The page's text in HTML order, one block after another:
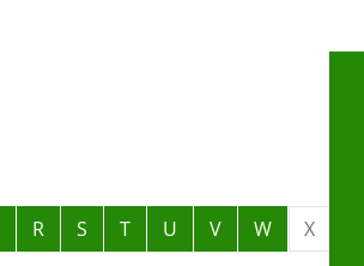
R S T U V W X